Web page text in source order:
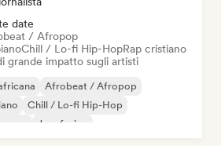
date
/ Afropop
Chill / Lo-fi Hip-HopRap cristiano
grande impatto sugli artisti
Afrobeat / Afropop
Chill / Lo-fi Hip-Hop
pop Jazz fusion